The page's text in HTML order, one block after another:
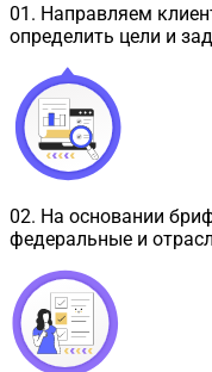
01 . Направляем
определить цели и
02. На основании
федеральные и